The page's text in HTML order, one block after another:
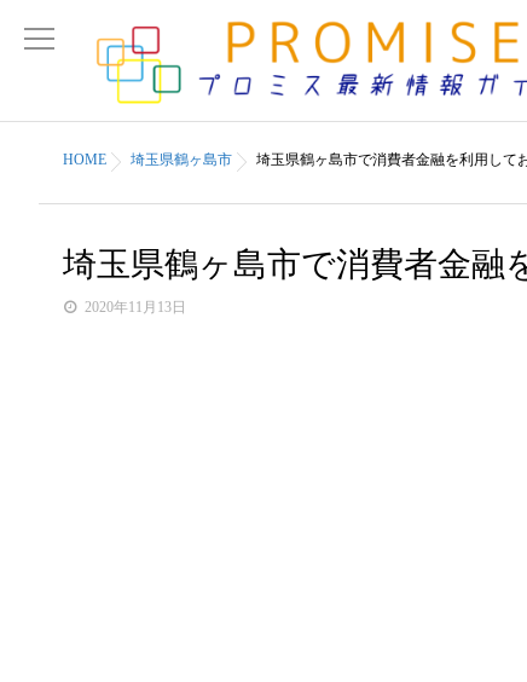
HOME 埼玉県鶴ヶ島市 埼玉県鶴ヶ島市で消費者金融を利用して
埼玉県鶴ヶ島市で消費者金融
2020年11月13日